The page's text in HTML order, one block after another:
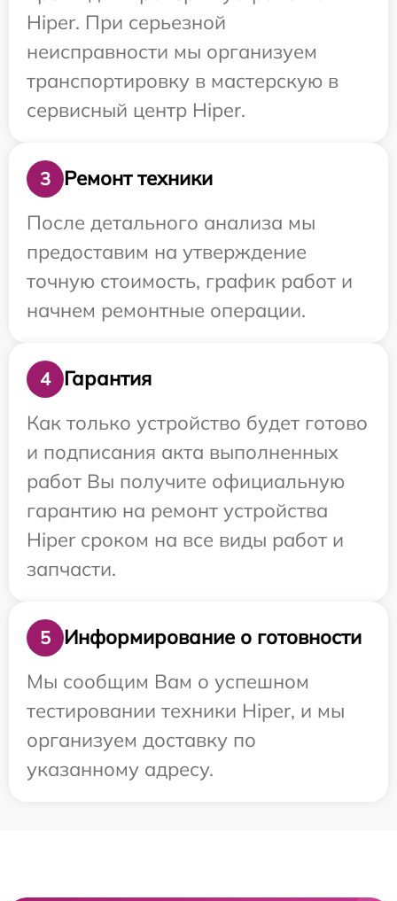
Hiper. При серьезной
неисправности мы организуем
транспортировку в мастерскую в
сервисный центр Hiper.
3
Ремонт техники
После детального анализа мы
предоставим на утверждение
точную стоимость, график работ и
начнем ремонтные операции.
4
Гарантия
Как только устройство будет готово
и подписания акта выполненных
работ Вы получите официальную
гарантию на ремонт устройства
Hiper сроком на все виды работ и
запчасти.
5
Информирование о готовности
Мы сообщим Вам о успешном
тестировании техники Hiper, и мы
организуем доставку по
указанному адресу.